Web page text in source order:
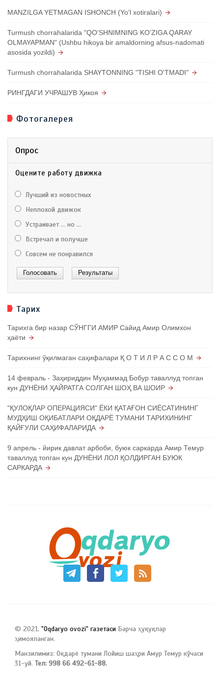
MANZILGA YETMAGAN ISHONCH (Yo'l xotiralari)
Turmush chorrahalarida "QO'SHNIMNING KO'ZIGA QARAY
OLMAYAPMAN" (Ushbu hikoya bir amaldorning afsus-nadomati
asosida yozildi)
Turmush chorrahalarida SHAYTONNING "TISHI O'TMADI"
РИНГДАГИ УЧРАШУВ Ҳикоя
Фотогалерея
Опрос
Оцените работу движка
Лучший из новостных
Неплохой движок
Устраивает ... но ...
Встречал и получше
Совсем не понравился
Тарих
Тарихга бир назар СЎНГГИ АМИР Сайид Амир Олимхон
ҳаёти
Тарихнинг ўқилмаган саҳифалари Қ О Т И Л Р А С С О М
14 февраль - Заҳириддин Муҳаммад Бобур таваллуд топган
кун ДУНЁНИ ҲАЙРАТГА СОЛГАН ШОҲ ВА ШОИР
"ҚУЛОҚЛАР ОПЕРАЦИЯСИ" ЁКИ ҚАТАҒОН СИЁСАТИНИНГ
МУДҲИШ ОҚИБАТЛАРИ ОҚДАРЁ ТУМАНИ ТАРИХИНИНГ
ҚАЙҒУЛИ САҲИФАЛАРИДА
9 апрель - йирик давлат арбоби, буюк саркарда Амир Темур
таваллуд топган кун ДУНЁНИ ЛОЛ ҚОЛДИРГАН БУЮК
САРКАРДА
© 2021, "Oqdaryo ovozi" газетаси Барча ҳуқуқлар
ҳимояланган.
Манзилимиз: Оқдарё тумани Лойиш шаҳри Амур Темур кўчаси
31-уй. Тел: 998 66 492-61-88.